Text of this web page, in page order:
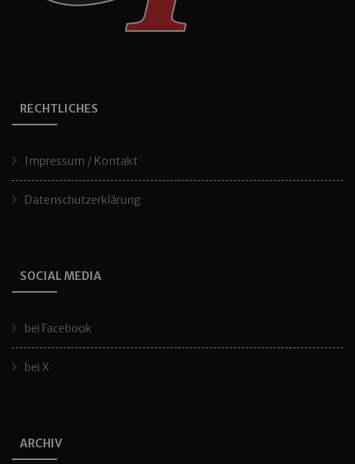
RECHTLICHES
Impressum / Kontakt
Datenschutzerklärung
SOCIAL MEDIA
bei Facebook
bei X
ARCHIV